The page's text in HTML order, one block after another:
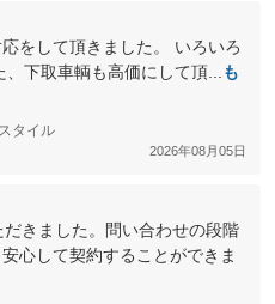
をして頂きました。 いろいろ
下取車輌も高価にして頂...
も
タイル
2026年08月05日
きました。問い合わせの段階
心して契約することができま